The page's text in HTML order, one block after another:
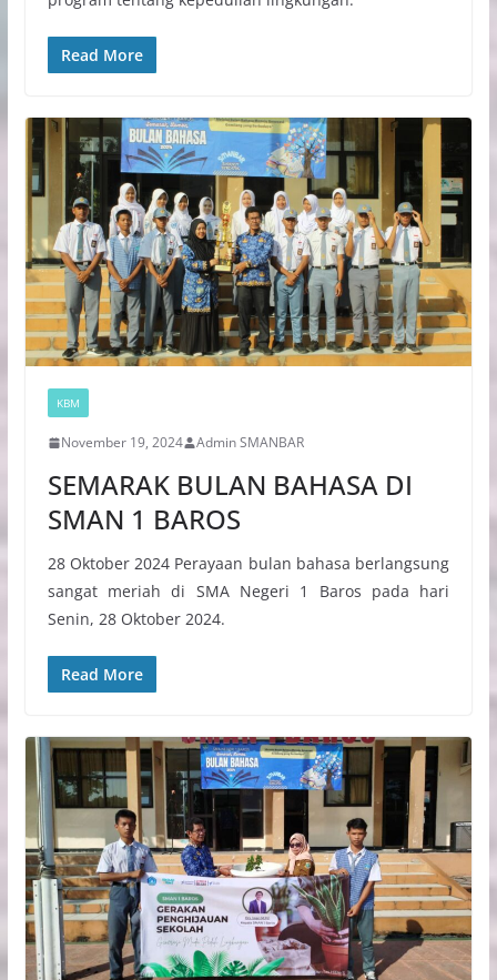
Read More
KBM
November 19, 2024 Admin SMANBAR
SEMARAK BULAN BAHASA DI
SMAN 1 BAROS
28 Oktober 2024 Perayaan bulan bahasa berlangsung
sangat meriah di SMA Negeri 1 Baros pada hari
Senin, 28 Oktober 2024.
Read More